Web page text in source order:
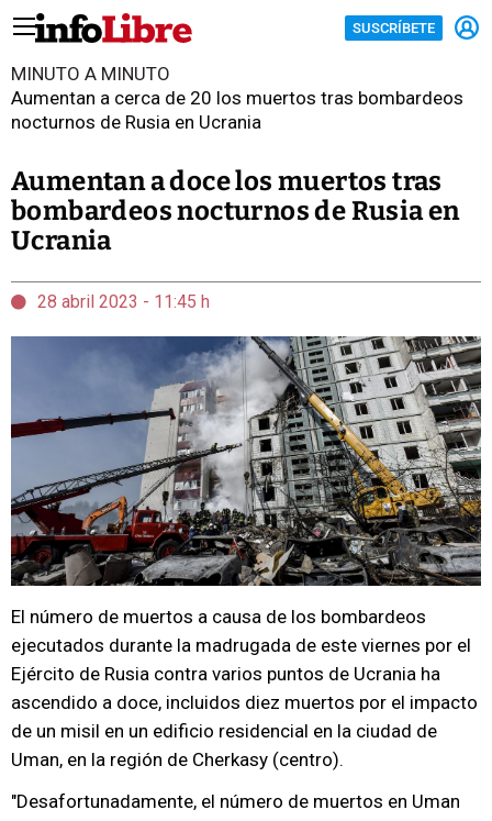
SUSCRÍBETE
MINUTO A MINUTO
Aumentan a cerca de 20 los muertos tras bombardeos
nocturnos de Rusia en Ucrania
Aumentan a doce los muertos tras
bombardeos nocturnos de Rusia en
Ucrania
28 abril 2023 - 11:45 h
El número de muertos a causa de los bombardeos
ejecutados durante la madrugada de este viernes por el
Ejército de Rusia contra varios puntos de Ucrania ha
ascendido a doce, incluidos diez muertos por el impacto
de un misil en un edificio residencial en la ciudad de
Uman, en la región de Cherkasy (centro).
"Desafortunadamente, el número de muertos en Uman